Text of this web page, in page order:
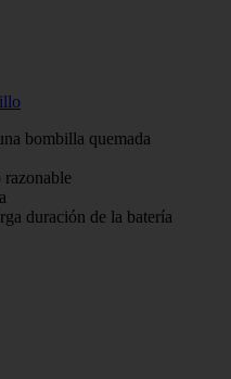
bombilla quemada
razonable
duración de la batería